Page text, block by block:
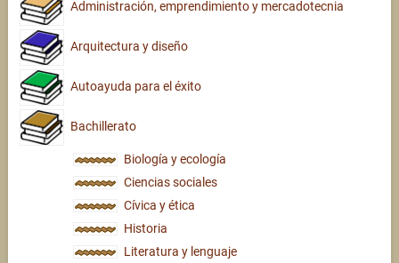
Administración, emprendimiento y mercadotecnia
Arquitectura y diseño
Autoayuda para el éxito
Bachillerato
Biología y ecología
Ciencias sociales
Cívica y ética
Historia
Literatura y lenguaje